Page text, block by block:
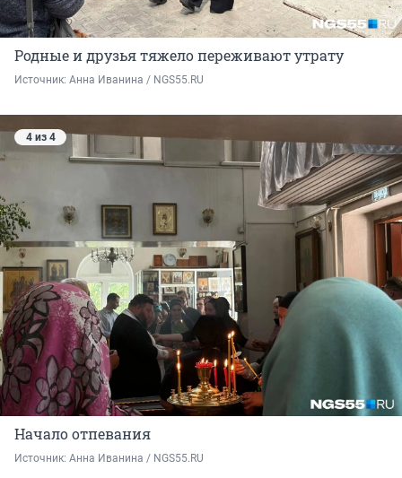
Родные и друзья тяжело переживают утрату
Источник: Анна Иванина / NGS55.RU
4 из 4
Начало отпевания
Источник: Анна Иванина / NGS55.RU